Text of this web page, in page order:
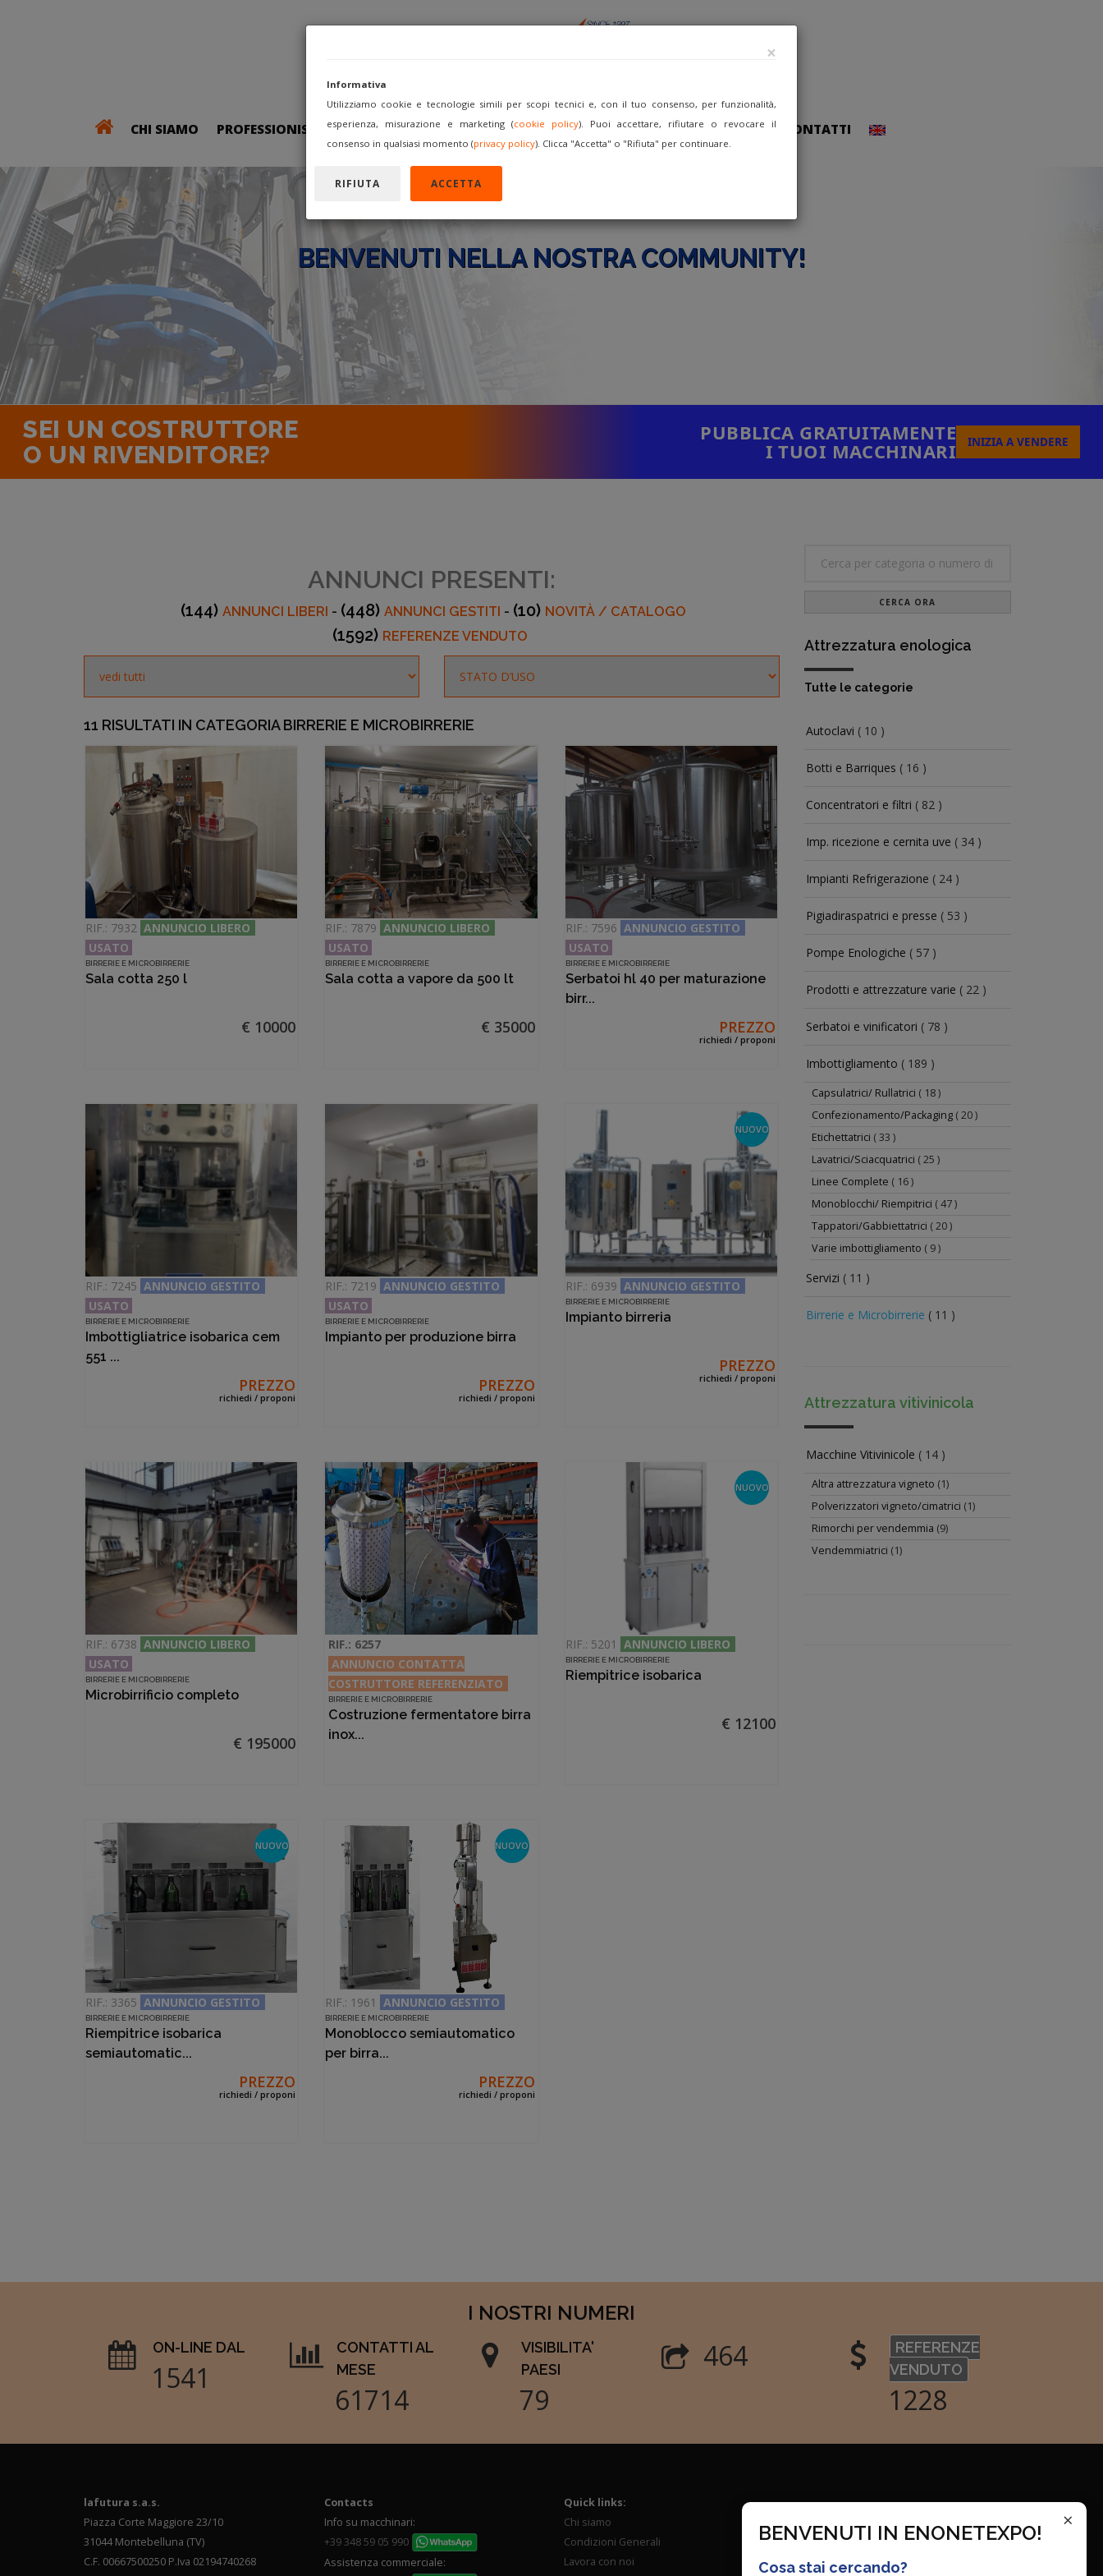
CHI SIAMO PROFESSIONISTI ACQUISTA VENDI COME FORUM REGISTRATI ACCEDI CONTATTI
BENVENUTI NELLA NOSTRA COMMUNITY!
SEI UN COSTRUTTORE
O UN RIVENDITORE?
PUBBLICA GRATUITAMENTE
I TUOI MACCHINARI INIZIA A VENDERE
ANNUNCI PRESENTI:
(144) ANNUNCI LIBERI - (448) ANNUNCI GESTITI - (10) NOVITÀ / CATALOGO
(1592) REFERENZE VENDUTO
11 RISULTATI IN CATEGORIA BIRRERIE E MICROBIRRERIE
RIF.: 7932 ANNUNCIO LIBERO
USATO
BIRRERIE E MICROBIRRERIE
Sala cotta 250 l
€ 10000
RIF.: 7879 ANNUNCIO LIBERO
USATO
BIRRERIE E MICROBIRRERIE
Sala cotta a vapore da 500 lt
€ 35000
RIF.: 7596 ANNUNCIO GESTITO
USATO
BIRRERIE E MICROBIRRERIE
Serbatoi hl 40 per maturazione
birr...
PREZZO
richiedi / proponi
RIF.: 7245 ANNUNCIO GESTITO
USATO
BIRRERIE E MICROBIRRERIE
Imbottigliatrice isobarica cem
551 ...
PREZZO
richiedi / proponi
RIF.: 7219 ANNUNCIO GESTITO
USATO
BIRRERIE E MICROBIRRERIE
Impianto per produzione birra
PREZZO
richiedi / proponi
NUOVO
RIF.: 6939 ANNUNCIO GESTITO
BIRRERIE E MICROBIRRERIE
Impianto birreria
PREZZO
richiedi / proponi
RIF.: 6738 ANNUNCIO LIBERO
USATO
BIRRERIE E MICROBIRRERIE
Microbirrificio completo
€ 195000
RIF.: 6257
ANNUNCIO CONTATTA
COSTRUTTORE REFERENZIATO
BIRRERIE E MICROBIRRERIE
Costruzione fermentatore birra
inox...
NUOVO
RIF.: 5201 ANNUNCIO LIBERO
BIRRERIE E MICROBIRRERIE
Riempitrice isobarica
€ 12100
NUOVO
RIF.: 3365 ANNUNCIO GESTITO
BIRRERIE E MICROBIRRERIE
Riempitrice isobarica
semiautomatic...
PREZZO
richiedi / proponi
NUOVO
RIF.: 1961 ANNUNCIO GESTITO
BIRRERIE E MICROBIRRERIE
Monoblocco semiautomatico
per birra...
PREZZO
richiedi / proponi
CERCA ORA
Attrezzatura enologica
Tutte le categorie
Autoclavi ( 10 )
Botti e Barriques ( 16 )
Concentratori e filtri ( 82 )
Imp. ricezione e cernita uve ( 34 )
Impianti Refrigerazione ( 24 )
Pigiadiraspatrici e presse ( 53 )
Pompe Enologiche ( 57 )
Prodotti e attrezzature varie ( 22 )
Serbatoi e vinificatori ( 78 )
Imbottigliamento ( 189 )
Capsulatrici/ Rullatrici ( 18 )
Confezionamento/Packaging ( 20 )
Etichettatrici ( 33 )
Lavatrici/Sciacquatrici ( 25 )
Linee Complete ( 16 )
Monoblocchi/ Riempitrici ( 47 )
Tappatori/Gabbiettatrici ( 20 )
Varie imbottigliamento ( 9 )
Servizi ( 11 )
Birrerie e Microbirrerie ( 11 )
Attrezzatura vitivinicola
Macchine Vitivinicole ( 14 )
Altra attrezzatura vigneto (1)
Polverizzatori vigneto/cimatrici (1)
Rimorchi per vendemmia (9)
Vendemmiatrici (1)
×
BENVENUTI IN ENONETEXPO!
Cosa stai cercando?
×
Informativa
Utilizziamo cookie e tecnologie simili per scopi tecnici e, con il tuo consenso, per funzionalità,
esperienza, misurazione e marketing (cookie policy). Puoi accettare, rifiutare o revocare il
consenso in qualsiasi momento (privacy policy). Clicca "Accetta" o "Rifiuta" per continuare.
RIFIUTA ACCETTA
I NOSTRI NUMERI
ON-LINE DAL
1997
CONTATTI AL
MESE
80000
VISIBILITA'
PAESI
102
602
REFERENZE
VENDUTO
1592
lafutura s.a.s.
Piazza Corte Maggiore 23/10
31044 Montebelluna (TV)
C.F. 00667500250 P.Iva 02194740268
Contacts
Info su macchinari:
+39 348 59 05 990
Assistenza commerciale:
Quick links:
Chi siamo
Condizioni Generali
Lavora con noi